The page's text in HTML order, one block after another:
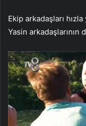
Ekip arkadaşları
Yasin arkadaşlarının